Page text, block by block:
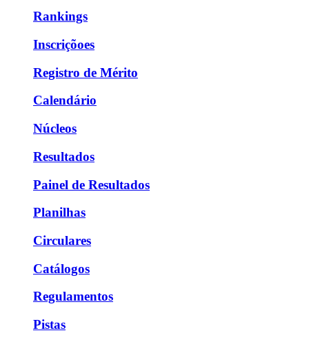
Rankings
Inscriçõoes
Registro de Mérito
Calendário
Núcleos
Resultados
Painel de Resultados
Planilhas
Circulares
Catálogos
Regulamentos
Pistas